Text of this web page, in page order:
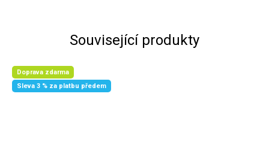
Související produkty
Doprava zdarma
Sleva 3 % za platbu předem